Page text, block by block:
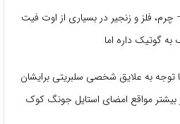
کوکی 25 ساله – چرم، فلز و زنجیر در بسیاری از اوت فیت
گوتیک داره اما
توجه به علایق شخصی سلبریتی برایشان
مواقع امضای استایل جونگ کوک